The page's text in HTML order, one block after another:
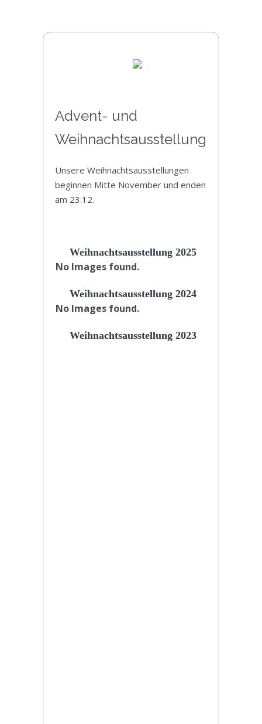
Advent- und
Weihnachtsausstellung
Unsere Weihnachtsausstellungen
beginnen Mitte November und enden
am 23.12.
Weihnachtsausstellung 2025
No Images found.
Weihnachtsausstellung 2024
No Images found.
Weihnachtsausstellung 2023